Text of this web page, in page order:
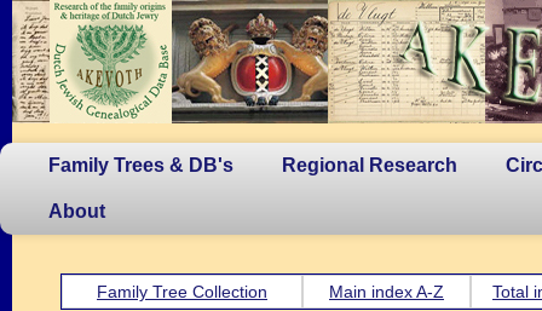
Family Trees & DB's Regional Research
About
Family Tree Collection Main index A-Z Total